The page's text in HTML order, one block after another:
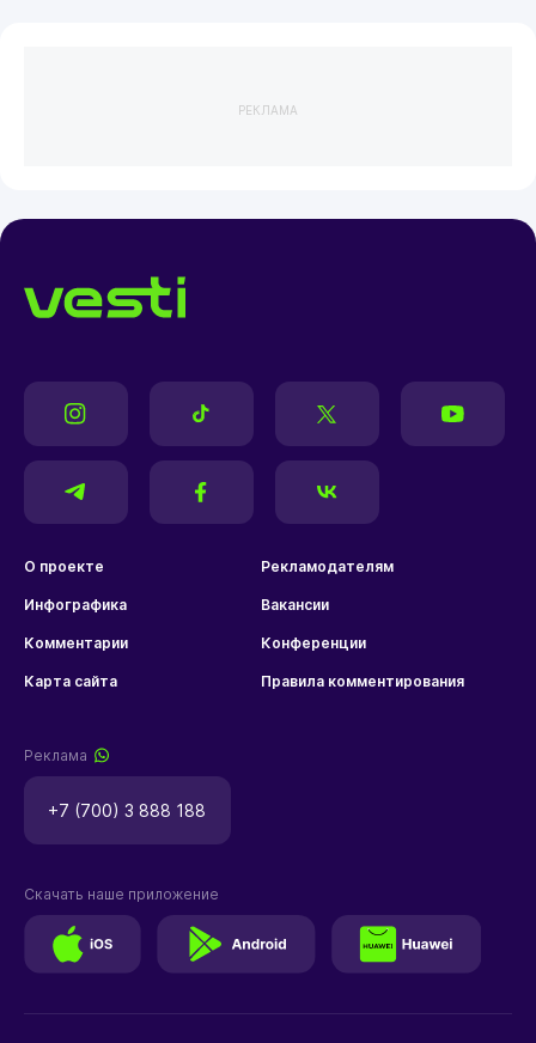
РЕКЛАМА
О проекте Рекламодателям
Инфографика Вакансии
Комментарии Конференции
Карта сайта Правила комментирования
Реклама
+7 (700) 3 888 188
Скачать наше приложение